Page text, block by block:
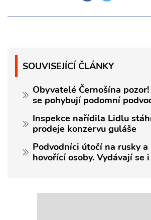
SOUVISEJÍCÍ ČLÁNKY
Obyvatelé Černošína
se pohybují podomní
Inspekce nařídila Lidlu
prodeje konzervu guláše
Podvodníci útočí na rusky
hovořící osoby. Vydávají se